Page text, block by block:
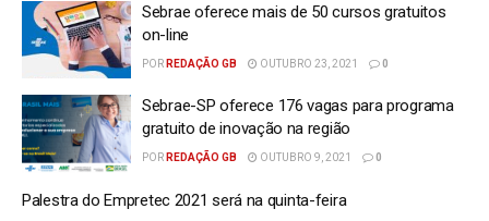
Sebrae oferece mais de 50 cursos gratuitos
on-line
POR REDAÇÃO GB OUTUBRO 23, 2021 0
Sebrae-SP oferece 176 vagas para programa
gratuito de inovação na região
POR REDAÇÃO GB OUTUBRO 9, 2021 0
Palestra do Empretec 2021 será na quinta-feira